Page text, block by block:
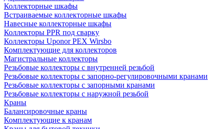
Коллекторные шкафы
Встраиваемые коллекторные шкафы
Навесные коллекторные шкафы
Коллекторы PPR под сварку
Коллекторы Uponor PEX Wirsbo
Комплектующие для коллекторов
Магистральные коллекторы
Резьбовые коллекторы с внутренней резьбой
Резьбовые коллекторы с запорно-регулировочными кранами
Резьбовые коллекторы с запорными кранами
Резьбовые коллекторы с наружной резьбой
Краны
Балансировочные краны
Комплектующие к кранам